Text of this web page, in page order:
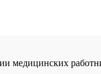
медицинских